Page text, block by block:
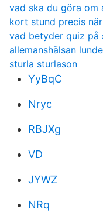
vad ska du göra om
kort stund precis
vad betyder quiz på
allemanshälsan
sturla sturlason
YyBqC
Nryc
RBJXg
VD
JYWZ
NRq